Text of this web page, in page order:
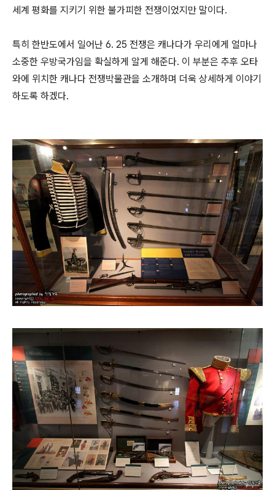
세계 평화를 지키기 위한 불가피한 전쟁이었지만 말이다.
특히 한반도에서 일어난 6. 25 전쟁은 캐나다가 우리에게 얼마나
소중한 우방국가임을 확실하게 알게 해준다. 이 부분은 추후 오타
와에 위치한 캐나다 전쟁박물관을 소개하며 더욱 상세하게 이야기
하도록 하겠다.